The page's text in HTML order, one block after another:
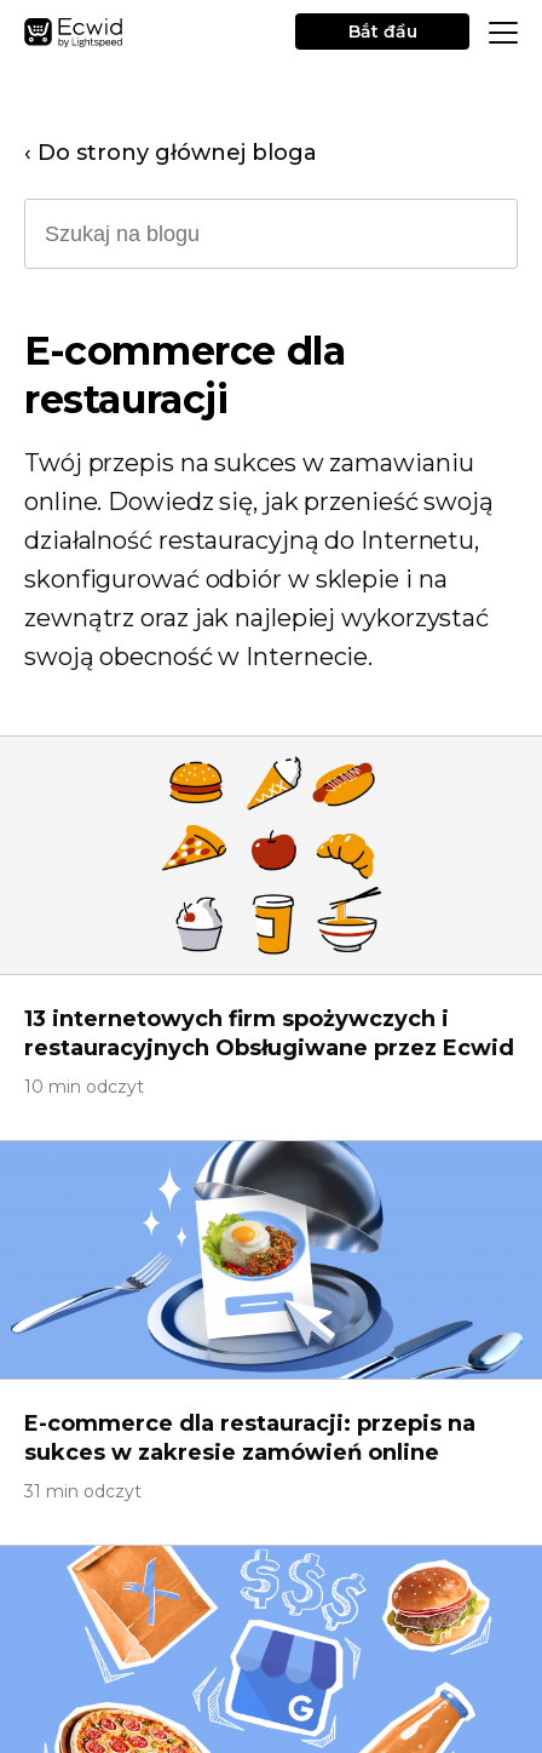
Bắt đầu
‹ Do strony głównej bloga
E-commerce dla
restauracji
Twój przepis na sukces w zamawianiu
online. Dowiedz się, jak przenieść swoją
działalność restauracyjną do Internetu,
skonfigurować odbiór w sklepie i na
zewnątrz oraz jak najlepiej wykorzystać
swoją obecność w Internecie.
13 internetowych firm spożywczych i
restauracyjnych Obsługiwane przez Ecwid
10 min odczyt
E-commerce dla restauracji: przepis na
sukces w zakresie zamówień online
31 min odczyt